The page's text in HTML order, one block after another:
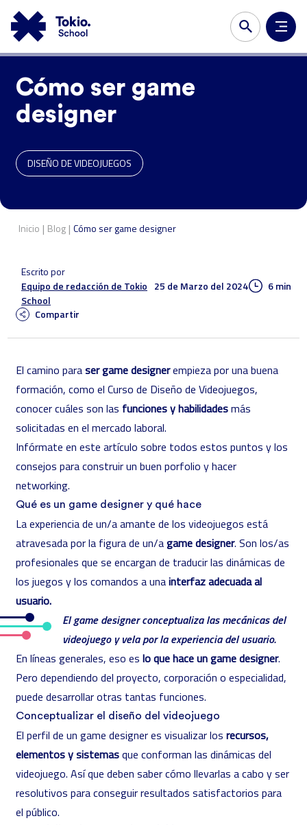
Cómo ser game
designer
DISEÑO DE VIDEOJUEGOS
Inicio | Blog | Cómo ser game designer
Escrito por
Equipo de redacción de Tokio
School
25 de Marzo del 2024 6 min
Compartir
El camino paraser game designerempieza por una buena
formación, como el Curso de Diseño de Videojuegos,
conocer cuáles son las funciones y habilidadesmás
solicitadas en el mercado laboral.
Infórmate en este artículo sobre todos estos puntos y los
consejos para construir un buen porfolio y hacer
networking.
Qué es un game designer y qué hace
La experiencia de un/a amante de los videojuegos está
atravesada por la figura de un/agame designer. Son los/as
profesionales que se encargan de traducir las dinámicas de
los juegos y los comandos a unainterfaz adecuada al
usuario.
El game designer conceptualiza las mecánicas del
videojuego y vela por la experiencia del usuario.
En líneas generales, eso es lo que hace un game designer.
Pero dependiendo del proyecto, corporación o especialidad,
puede desarrollar otras tantas funciones.
Conceptualizar el diseño del videojuego
El perfil de un game designer es visualizar los recursos,
elementos y sistemasque conforman las dinámicas del
videojuego. Así que deben saber cómo llevarlas a cabo y ser
resolutivos para conseguir resultados satisfactorios para
el público.